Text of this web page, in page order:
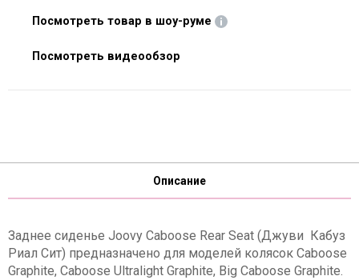
Посмотреть товар в шоу-руме
Посмотреть видеообзор
Описание
Заднее сиденье Joovy Caboose Rear Seat (Джуви Кабуз
Риал Сит) предназначено для моделей колясок Caboose
Graphite, Caboose Ultralight Graphite, Big Caboose Graphite.